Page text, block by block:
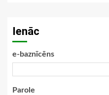
Ienāc
e-baznīcēns
Parole